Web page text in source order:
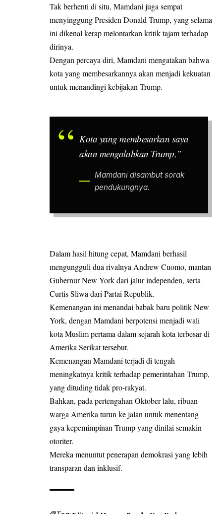
Tak berhenti di situ, Mamdani juga sempat
menyinggung Presiden Donald Trump, yang selama
ini dikenal kerap melontarkan kritik tajam terhadap
dirinya.
Dengan percaya diri, Mamdani mengatakan bahwa
kota yang membesarkannya akan menjadi kekuatan
untuk menandingi kebijakan Trump.
Kota yang membesarkan saya
akan mengalahkan Trump,”
Mamdani disambut sorak
pendukungnya.
Dalam hasil hitung cepat, Mamdani berhasil
mengungguli dua rivalnya Andrew Cuomo, mantan
Gubernur New York dari jalur independen, serta
Curtis Sliwa dari Partai Republik.
Kemenangan ini menandai babak baru politik New
York, dengan Mamdani berpotensi menjadi wali
kota Muslim pertama dalam sejarah kota terbesar di
Amerika Serikat tersebut.
Kemenangan Mamdani terjadi di tengah
meningkatnya kritik terhadap pemerintahan Trump,
yang dituding tidak pro-rakyat.
Bahkan, pada pertengahan Oktober lalu, ribuan
warga Amerika turun ke jalan untuk menentang
gaya kepemimpinan Trump yang dinilai semakin
otoriter.
Mereka menuntut penerapan demokrasi yang lebih
transparan dan inklusif.